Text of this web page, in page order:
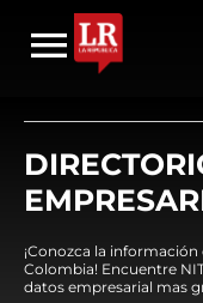
¡Conozca la
Colombia! Encuentre
datos empresarial mas